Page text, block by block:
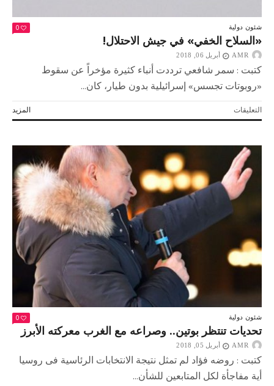
شئون دولية 0
«السلاح الخفي» في جيش الاحتلال!
AMR أبريل 06, 2018
كتبت : سمر شافعي ترددت أنباء كثيرة مؤخراً عن سقوط
«روبوتات تجسس» إسرائيلية بدون طيار، كان...
المزيد التعليقاتعلى
«السلاح
في
جيش
الاحتلال!
مغلقة
شئون دولية 0
تحديات تنتظر بوتين.. وصراعه مع الغرب معركته الأبرز
AMR أبريل 05, 2018
كتبت : روضه فؤاد لم تمثل نتيجة الانتخابات الرئاسية فى روسيا
أية مفاجأة لكل المتابعين للشأن...